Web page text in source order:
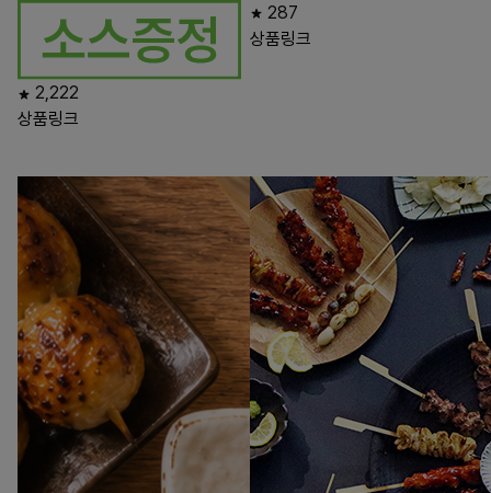
2,222
상품링크
287
상품링크